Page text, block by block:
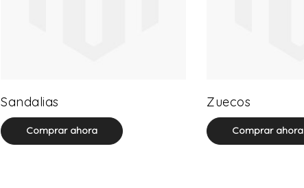
Sandalias
Comprar ahora
Zuecos
Comprar ahora